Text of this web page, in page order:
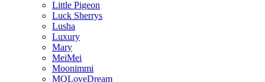
Little Pigeon
Luck Sherrys
Lusha
Luxury
Mary
MeiMei
Moonimmi
MQLoveDream